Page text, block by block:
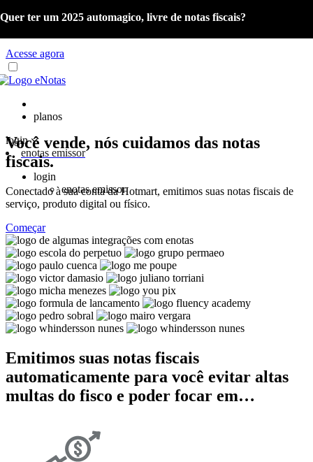
Já é cliente eNotas? Acesse o material com as orientações sobre a
Acesse agora
Quer ter um 2025 automagico, livre de notas fiscais?
planos
login
enotas emissor
login
enotas emissor
Você vende, nós cuidamos das notas
fiscais.
Conectado à sua conta da Hotmart, emitimos suas notas fiscais de
serviço, produto digital ou físico.
Começar
Emitimos suas notas fiscais
automaticamente para você evitar altas
multas do fisco e poder focar em…